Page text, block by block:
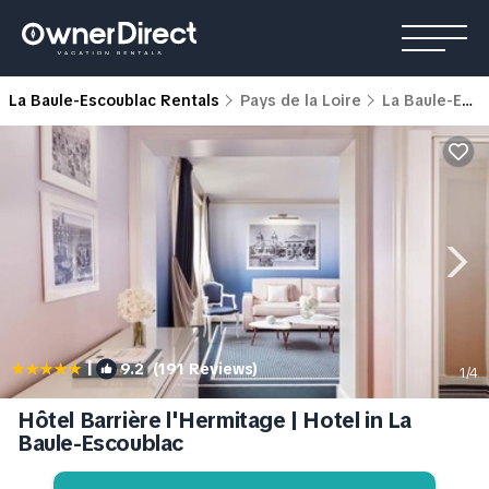
La Baule-Escoublac Rentals Pays de la Loire La Baule-Escoublac
| 9.2(191 Reviews) 1/4
Hôtel Barrière l'Hermitage | Hotel in La
Baule-Escoublac